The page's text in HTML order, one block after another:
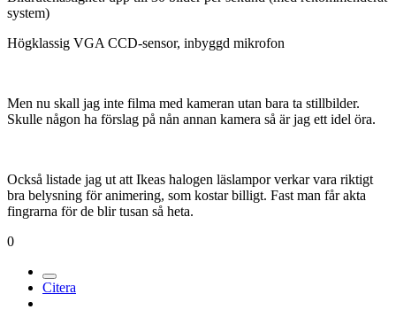
system)
Högklassig VGA CCD-sensor, inbyggd mikrofon
Men nu skall jag inte filma med kameran utan bara ta stillbilder.
Skulle någon ha förslag på nån annan kamera så är jag ett idel öra.
Också listade jag ut att Ikeas halogen läslampor verkar vara riktigt
bra belysning för animering, som kostar billigt. Fast man får akta
fingrarna för de blir tusan så heta.
0
Citera